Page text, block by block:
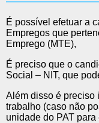
É possível efetuar a
Empregos que
Emprego (MTE),
É preciso que o
Social – NIT, que
Além disso é preciso
trabalho (caso não
unidade do PAT